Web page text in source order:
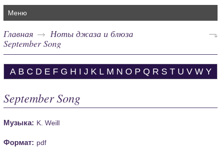
Меню
Главная
Ноты джаза и блюза
September Song
A B C D E F G H I J K L M N O P Q R S T U V W Y
September Song
Музыка: K. Weill
Формат: pdf